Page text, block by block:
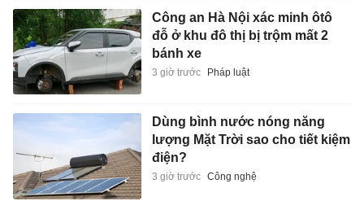
Công an Hà Nội xác minh ôtô
đỗ ở khu đô thị bị trộm mất 2
bánh xe
3 giờ trước Pháp luật
Dùng bình nước nóng năng
lượng Mặt Trời sao cho tiết kiệm
điện?
3 giờ trước Công nghệ